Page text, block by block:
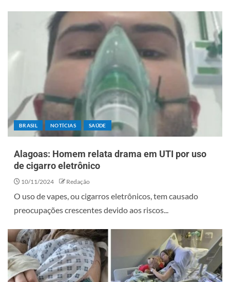
BRASIL NOTÍCIAS SAÚDE
Alagoas: Homem relata drama em UTI por uso
de cigarro eletrônico
10/11/2024 Redação
O uso de vapes, ou cigarros eletrônicos, tem causado
preocupações crescentes devido aos riscos...